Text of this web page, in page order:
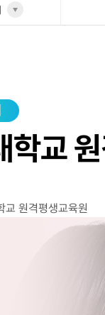
교
교 원격평생교육원